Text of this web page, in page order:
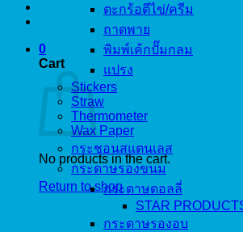
0
Cart
No products in the cart.
Return to shop
ตะกร้อตีไข่/ครีม
ถาดพาย
พิมพ์เค้กปั๊มกลม
แปรง
Stickers
Straw
Thermometer
Wax Paper
กระชอนสแตนเลส
กระดาษรองขนม
กระดาษดอลลี่
STAR
กระดาษรองอบ